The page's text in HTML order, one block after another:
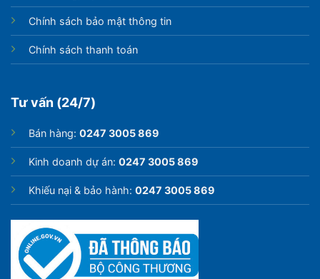
Chính sách bảo mật thông tin
Chính sách thanh toán
Tư vấn (24/7)
Bán hàng: 0247 3005 869
Kinh doanh dự án: 0247 3005 869
Khiếu nại & bảo hành: 0247 3005 869